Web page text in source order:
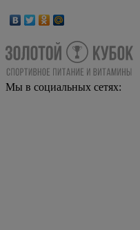
Мы в социальных сетях: